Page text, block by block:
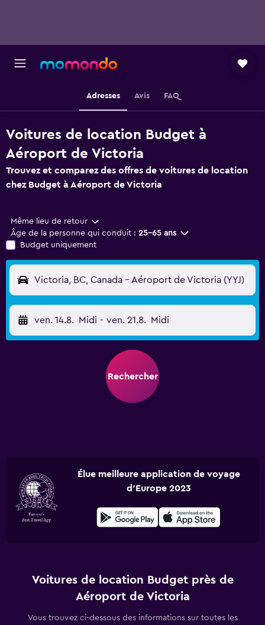
Adresses Avis FAQ
Voitures de location Budget à
Aéroport de Victoria
Trouvez et comparez des offres de voitures de location
chez Budget à Aéroport de Victoria
Même lieu de retour
Âge de la personne qui conduit : 25-65 ans
Budget uniquement
Victoria, BC, Canada - Aéroport de Victoria (YYJ)
ven. 14.8. Midi - ven. 21.8. Midi
Rechercher
Élue meilleure application de voyage
d'Europe 2023
Voitures de location Budget près de
Aéroport de Victoria
Vous trouvez ci-dessous des informations sur toutes les